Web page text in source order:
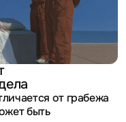
от грабежа
быть